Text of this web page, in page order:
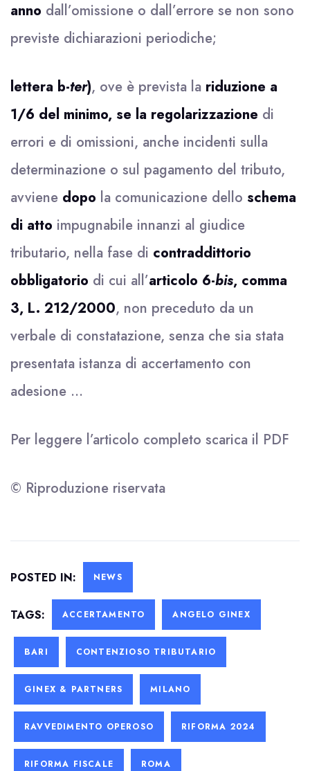
anno dall’omissione o dall’errore se non sono
previste dichiarazioni periodiche;
lettera b-ter), ove è prevista la riduzione a
1/6 del minimo, se la regolarizzazione di
errori e di omissioni, anche incidenti sulla
determinazione o sul pagamento del tributo,
avviene dopo la comunicazione dello schema
di atto impugnabile innanzi al giudice
tributario, nella fase di contraddittorio
obbligatorio di cui all’articolo 6-bis, comma
3, L. 212/2000, non preceduto da un
verbale di constatazione, senza che sia stata
presentata istanza di accertamento con
adesione …
Per leggere l’articolo completo scarica il PDF
© Riproduzione riservata
POSTED IN: NEWS
TAGS: ACCERTAMENTO ANGELO GINEX
BARI CONTENZIOSO TRIBUTARIO
GINEX & PARTNERS MILANO
RAVVEDIMENTO OPEROSO RIFORMA 2024
RIFORMA FISCALE ROMA